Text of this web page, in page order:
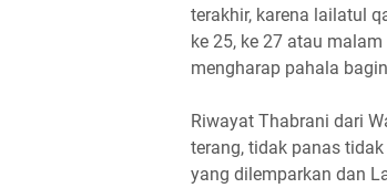
terakhir, karena lailatul
ke 25, ke 27 atau
mengharap pahala
Riwayat Thabrani dari
terang, tidak panas
yang dilemparkan dan